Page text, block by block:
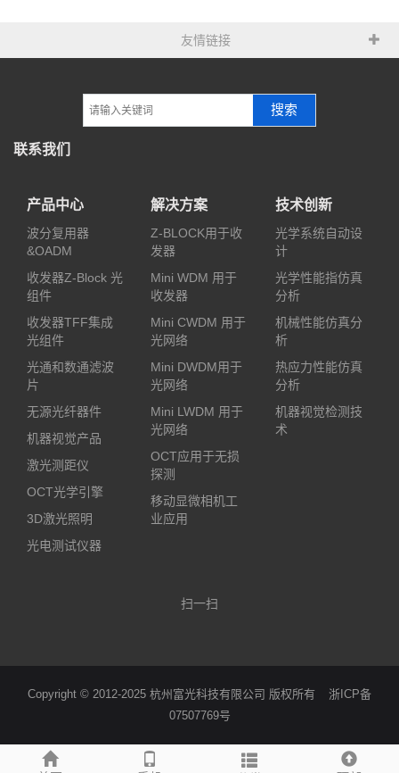
友情链接
搜索
联系我们
产品中心
波分复用器
&OADM
收发器Z-Block 光
组件
收发器TFF集成
光组件
光通和数通滤波
片
无源光纤器件
机器视觉产品
激光测距仪
OCT光学引擎
3D激光照明
光电测试仪器
解决方案
Z-BLOCK用于收
发器
Mini WDM 用于
收发器
Mini CWDM 用于
光网络
Mini DWDM用于
光网络
Mini LWDM 用于
光网络
OCT应用于无损
探测
移动显微相机工
业应用
技术创新
光学系统自动设
计
光学性能指仿真
分析
机械性能仿真分
析
热应力性能仿真
分析
机器视觉检测技
术
扫一扫
Copyright © 2012-2025 杭州富光科技有限公司 版权所有
浙ICP备
07507769号